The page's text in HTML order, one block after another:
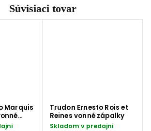
Súvisiaci tovar
Marquis
Trudon Ernesto Rois et
Reines vonné zápalky
Skladom v predajni